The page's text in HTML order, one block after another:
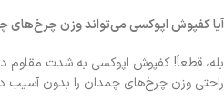
آیا کفپوش اپوکسی می‌تواند وزن چرخ‌های
بله، قطعاً! کفپوش اپوکسی به شدت مقاوم
راحتی وزن چرخ‌های چمدان را بدون آسیب